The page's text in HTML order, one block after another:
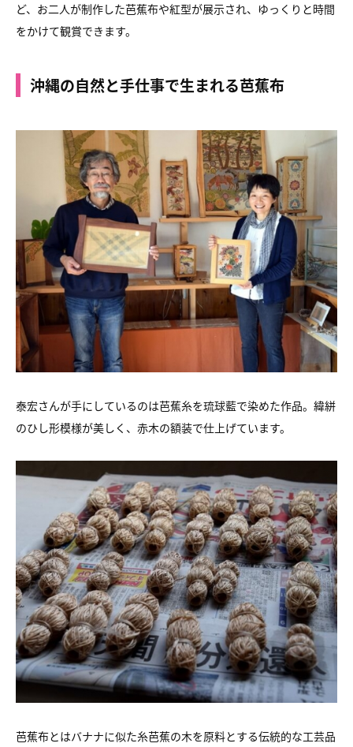
ど、お二人が制作した芭蕉布や紅型が展示され、ゆっくりと時間
をかけて観賞できます。
沖縄の自然と手仕事で生まれる芭蕉布
泰宏さんが手にしているのは芭蕉糸を琉球藍で染めた作品。緯絣
のひし形模様が美しく、赤木の額装で仕上げています。
芭蕉布とはバナナに似た糸芭蕉の木を原料とする伝統的な工芸品